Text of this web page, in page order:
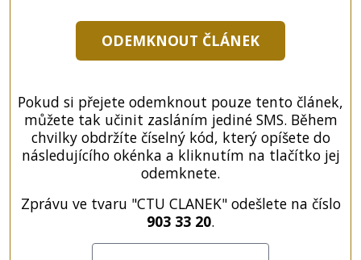
ODEMKNOUT ČLÁNEK
Pokud si přejete odemknout pouze tento článek,
můžete tak učinit zasláním jediné SMS. Během
chvilky obdržíte číselný kód, který opíšete do
následujícího okénka a kliknutím na tlačítko jej
odemknete.
Zprávu ve tvaru "CTU CLANEK" odešlete na číslo
903 33 20.